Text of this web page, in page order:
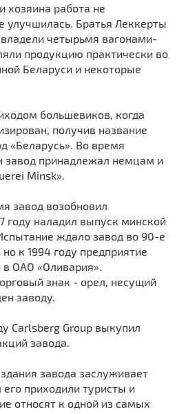
хозяина работа не
улучшилась. Братья Леккерты
четырьмя вагонами-
продукцию практически во
Беларуси и некоторые
большевиков, когда
получив название
«Беларусь». Во время
завод принадлежал немцам и
Minsk».
завод возобновил
году наладил выпуск минской
ждало завод во 90-е
к 1994 году предприятие
в ОАО «Оливария».
знак - орел, несущий
заводу.
Carlsberg Group выкупил
завода.
завода заслуживает
приходили туристы и
относят к одной из самых